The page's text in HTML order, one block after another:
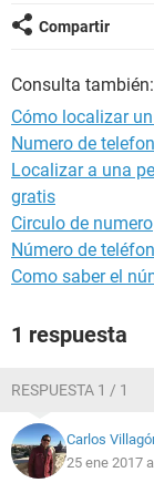
Compartir
Consulta también:
Cómo localizar
Numero de
Localizar a una
gratis
Circulo de numero
Número de
Como saber el
1 respuesta
RESPUESTA 1 / 1
Carlos
25 ene 2017